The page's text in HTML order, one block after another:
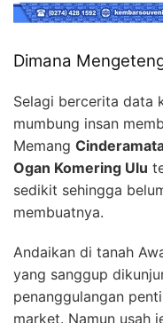
Dimana
Selagi bercerita data
mumbung insan
Memang
Ogan Komering Ulu
sedikit sehingga
membuatnya.
Andaikan di tanah
yang sanggup
penanggulangan
market. Namun usah